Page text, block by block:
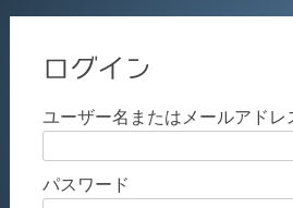
ログイン
ユーザー名またはメールアドレ
パスワード